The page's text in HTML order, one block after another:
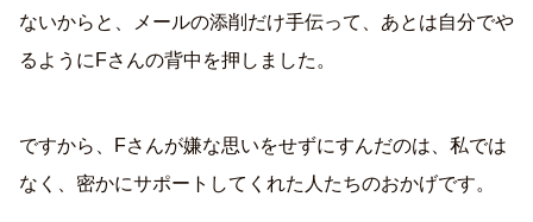
ないからと、メールの添削だけ手伝って、あとは自分でや
るようにFさんの背中を押しました。
ですから、Fさんが嫌な思いをせずにすんだのは、私では
なく、密かにサポートしてくれた人たちのおかげです。